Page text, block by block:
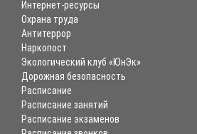
Интернет-ресурсы
Охрана труда
Антитеррор
Наркопост
Экологический клуб «ЮнЭк»
Дорожная безопасность
Расписание
Расписание занятий
Расписание экзаменов